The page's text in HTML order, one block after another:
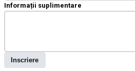
Informații suplimentare
Inscriere